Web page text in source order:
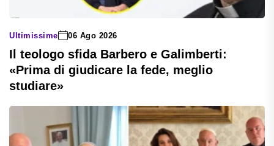
Ultimissime 06 Ago 2026
Il teologo sfida Barbero e Galimberti:
«Prima di giudicare la fede, meglio
studiare»